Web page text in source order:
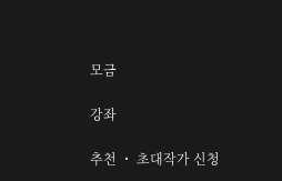
모금
강좌
추천 ・ 초대작가 신청